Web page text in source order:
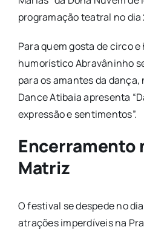
programação teatral no dia
Para quem gosta de circo
humorístico Abravâninho
para os amantes da dança,
Dance Atibaia apresenta
expressão e sentimentos”.
Encerramento
Matriz
O festival se despede no
atrações imperdíveis na